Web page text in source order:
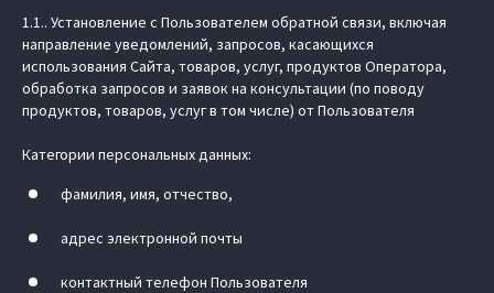
1.1.. Установление с Пользователем обратной связи, включая
направление уведомлений, запросов, касающихся
использования Сайта, товаров, услуг, продуктов Оператора,
обработка запросов и заявок на консультации (по поводу
продуктов, товаров, услуг в том числе) от Пользователя
Категории персональных данных:
фамилия, имя, отчество,
адрес электронной почты
контактный телефон Пользователя